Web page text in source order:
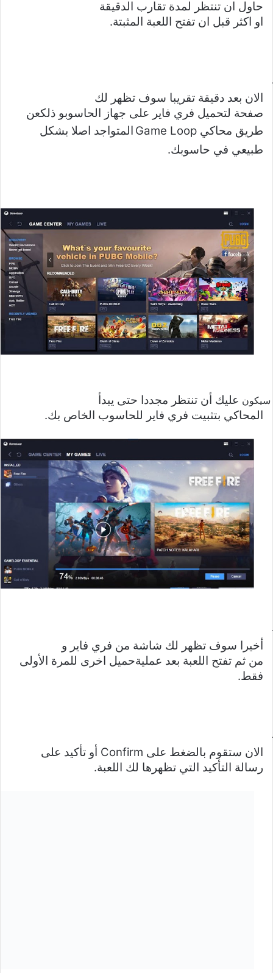
حاول ان تنتظر لمدة تقارب الدقيقة
او اكثر قبل ان تفتح اللعبة المثبتة.
الان بعد دقيقة تقريبا سوف تظهر لك
صفحة لتحميل فري فاير على جهاز الحاسوبو ذلكعن
طريق محاكي Game Loop المتواجد اصلا بشكل
طبيعي في حاسوبك.
سيكون عليك أن تنتظر مجددا حتى يبدأ
المحاكي بتثبيت فري فاير للحاسوب الخاص بك.
أخيرا سوف تظهر لك شاشة من فري فاير و
من ثم تفتح اللعبة بعد عمليةحميل اخرى للمرة الأولى
فقط.
الان ستقوم بالضغط على Confirm أو تأكيد على
رسالة التأكيد التي تظهرها لك اللعبة.